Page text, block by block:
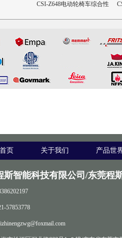
CSI-Z645流量输送控制装置
页 关于我们 产品世
斯智能科技有限公司/东莞程
57853778